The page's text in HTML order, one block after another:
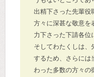
出精下さった先輩役
方々に深甚な敬意を
力下さった下請各位
そしてわたくしは、
するため、さらには
わった多数の方々の